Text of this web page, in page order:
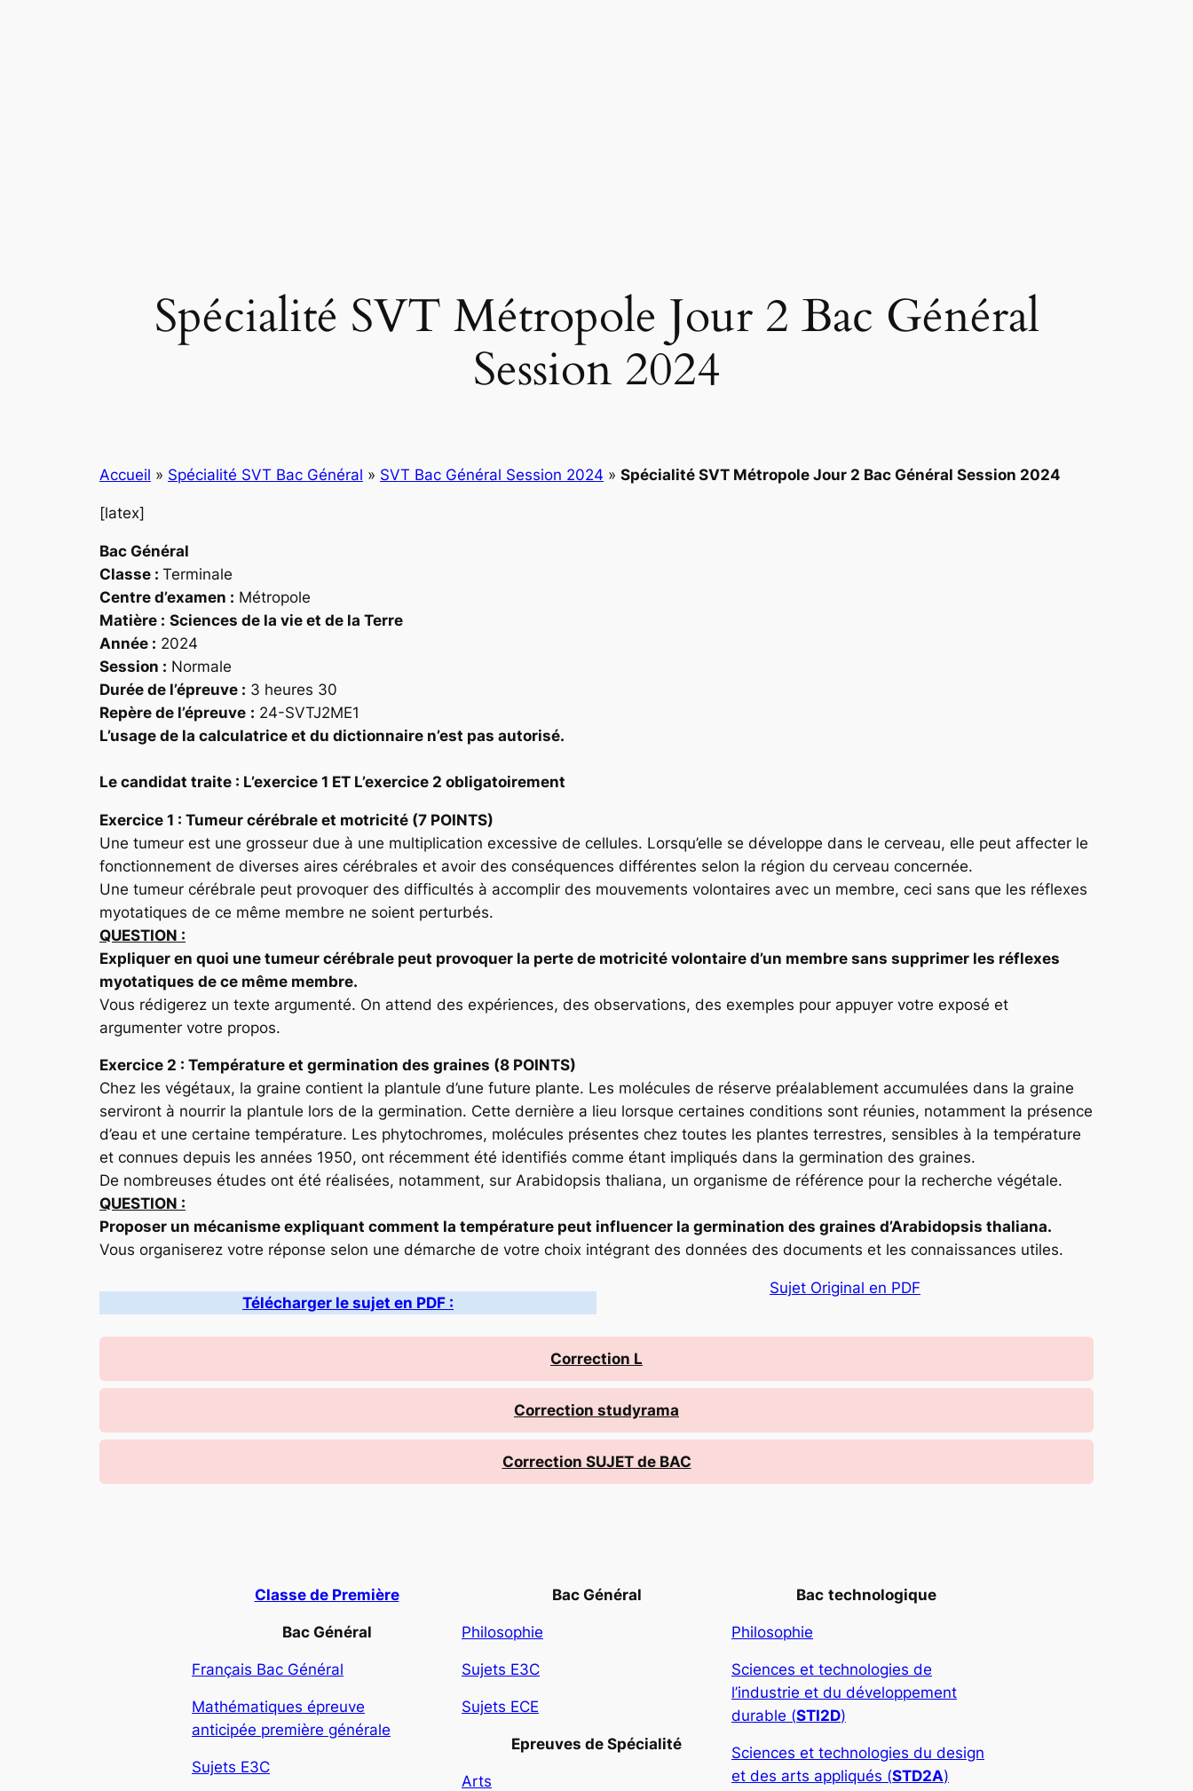
Spécialité SVT Métropole Jour 2 Bac Général
Session 2024
Accueil » Spécialité SVT Bac Général » SVT Bac Général Session 2024 » Spécialité SVT Métropole Jour 2 Bac Général Session 2024
[latex]
Bac Général
Classe : Terminale
Centre d’examen : Métropole
Matière : Sciences de la vie et de la Terre
Année : 2024
Session : Normale
Durée de l’épreuve : 3 heures 30
Repère de l’épreuve : 24-SVTJ2ME1
L’usage de la calculatrice et du dictionnaire n’est pas autorisé.
Le candidat traite : L’exercice 1 ET L’exercice 2 obligatoirement
Exercice 1 : Tumeur cérébrale et motricité (7 POINTS)
Une tumeur est une grosseur due à une multiplication excessive de cellules. Lorsqu’elle se développe dans le cerveau, elle peut affecter le
fonctionnement de diverses aires cérébrales et avoir des conséquences différentes selon la région du cerveau concernée.
Une tumeur cérébrale peut provoquer des difficultés à accomplir des mouvements volontaires avec un membre, ceci sans que les réflexes
myotatiques de ce même membre ne soient perturbés.
QUESTION :
Expliquer en quoi une tumeur cérébrale peut provoquer la perte de motricité volontaire d’un membre sans supprimer les réflexes
myotatiques de ce même membre.
Vous rédigerez un texte argumenté. On attend des expériences, des observations, des exemples pour appuyer votre exposé et
argumenter votre propos.
Exercice 2 : Température et germination des graines (8 POINTS)
Chez les végétaux, la graine contient la plantule d’une future plante. Les molécules de réserve préalablement accumulées dans la graine
serviront à nourrir la plantule lors de la germination. Cette dernière a lieu lorsque certaines conditions sont réunies, notamment la présence
d’eau et une certaine température. Les phytochromes, molécules présentes chez toutes les plantes terrestres, sensibles à la température
et connues depuis les années 1950, ont récemment été identifiés comme étant impliqués dans la germination des graines.
De nombreuses études ont été réalisées, notamment, sur Arabidopsis thaliana, un organisme de référence pour la recherche végétale.
QUESTION :
Proposer un mécanisme expliquant comment la température peut influencer la germination des graines d’Arabidopsis thaliana.
Vous organiserez votre réponse selon une démarche de votre choix intégrant des données des documents et les connaissances utiles.
Télécharger le sujet en PDF :
Sujet Original en PDF
Correction L
Correction studyrama
Correction SUJET de BAC
Classe de Première
Bac Général
Français Bac Général
Mathématiques épreuve
anticipée première générale
Sujets E3C
Bac Général
Philosophie
Sujets E3C
Sujets ECE
Epreuves de Spécialité
Arts
Bac technologique
Philosophie
Sciences et technologies de
l’industrie et du développement
durable (STI2D)
Sciences et technologies du design
et des arts appliqués (STD2A)